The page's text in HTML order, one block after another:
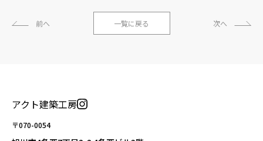
前へ 一覧に戻る 次へ
アクト建築工房
〒070-0054